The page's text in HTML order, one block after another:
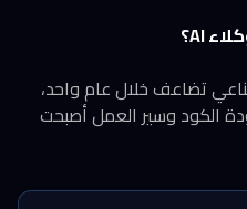
تضاعف خلال عام واحد،
الكود وسير العمل أصبحت